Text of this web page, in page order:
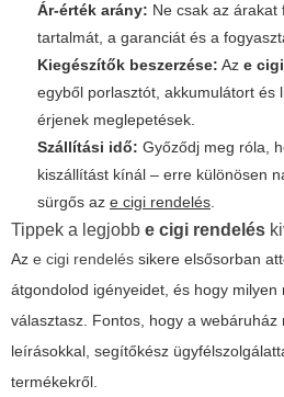
Ár-érték arány: Ne csak az árakat
tartalmát, a garanciát és a
Kiegészítők beszerzése: Az e
egyből porlasztót, akkumulátort és
érjenek meglepetések.
Szállítási idő: Győződj meg róla,
kiszállítást kínál – erre különösen
sürgős az e cigi rendelés.
Tippek a legjobb e cigi rendelés
Az e cigi rendelés sikere elsősorban
átgondolod igényeidet, és hogy milyen
választasz. Fontos, hogy a webáruház
leírásokkal, segítőkész
termékekről.